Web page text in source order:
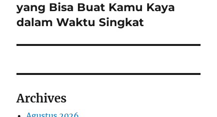
post:
yang Bisa Buat Kamu Kaya
dalam Waktu Singkat
Archives